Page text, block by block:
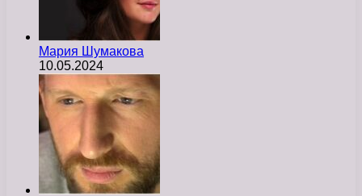
Мария Шумакова
10.05.2024